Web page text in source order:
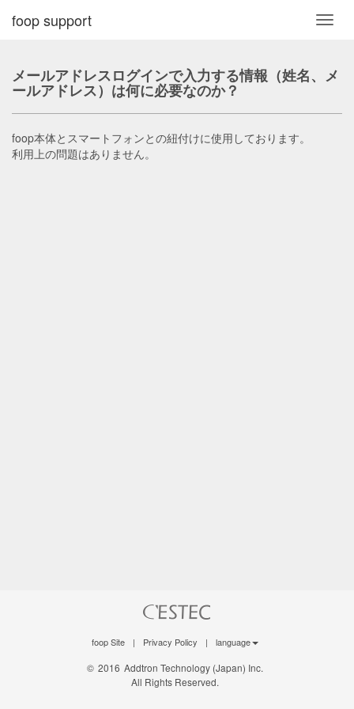
foop support
メールアドレスログインで入力する情報（姓名、メ
ールアドレス）は何に必要なのか？
foop本体とスマートフォンとの紐付けに使用しております。
利用上の問題はありません。
foop Site | Privacy Policy | language
© 2016 Addtron Technology (Japan) Inc.
All Rights Reserved.